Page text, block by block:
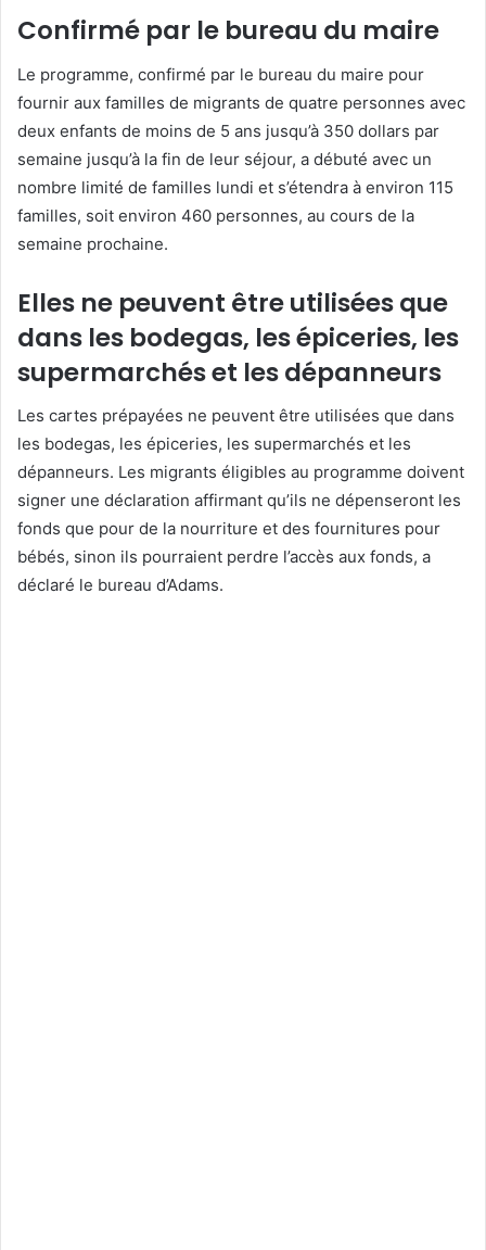
Confirmé par le bureau du maire
Le programme, confirmé par le bureau du maire pour
fournir aux familles de migrants de quatre personnes avec
deux enfants de moins de 5 ans jusqu’à 350 dollars par
semaine jusqu’à la fin de leur séjour, a débuté avec un
nombre limité de familles lundi et s’étendra à environ 115
familles, soit environ 460 personnes, au cours de la
semaine prochaine.
Elles ne peuvent être utilisées que
dans les bodegas, les épiceries, les
supermarchés et les dépanneurs
Les cartes prépayées ne peuvent être utilisées que dans
les bodegas, les épiceries, les supermarchés et les
dépanneurs. Les migrants éligibles au programme doivent
signer une déclaration affirmant qu’ils ne dépenseront les
fonds que pour de la nourriture et des fournitures pour
bébés, sinon ils pourraient perdre l’accès aux fonds, a
déclaré le bureau d’Adams.